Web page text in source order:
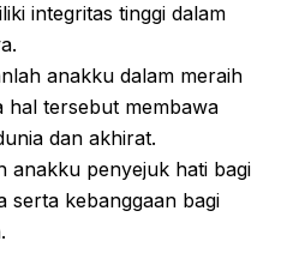
integritas tinggi dalam
anakku dalam meraih
hal tersebut membawa
dan akhirat.
anakku penyejuk hati bagi
serta kebanggaan bagi